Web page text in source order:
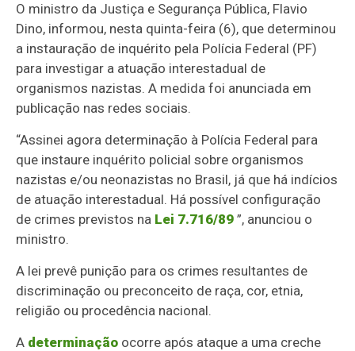
O ministro da Justiça e Segurança Pública, Flavio
Dino, informou, nesta quinta-feira (6), que determinou
a instauração de inquérito pela Polícia Federal (PF)
para investigar a atuação interestadual de
organismos nazistas. A medida foi anunciada em
publicação nas redes sociais.
“Assinei agora determinação à Polícia Federal para
que instaure inquérito policial sobre organismos
nazistas e/ou neonazistas no Brasil, já que há indícios
de atuação interestadual. Há possível configuração
de crimes previstos na Lei 7.716/89 ”, anunciou o
ministro.
A lei prevê punição para os crimes resultantes de
discriminação ou preconceito de raça, cor, etnia,
religião ou procedência nacional.
A determinação ocorre após ataque a uma creche